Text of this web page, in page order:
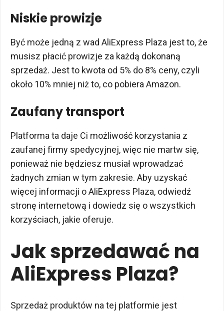
Niskie prowizje
Być może jedną z wad AliExpress Plaza jest to, że
musisz płacić prowizje za każdą dokonaną
sprzedaż. Jest to kwota od 5% do 8% ceny, czyli
około 10% mniej niż to, co pobiera Amazon.
Zaufany transport
Platforma ta daje Ci możliwość korzystania z
zaufanej firmy spedycyjnej, więc nie martw się,
ponieważ nie będziesz musiał wprowadzać
żadnych zmian w tym zakresie. Aby uzyskać
więcej informacji o AliExpress Plaza, odwiedź
stronę internetową i dowiedz się o wszystkich
korzyściach, jakie oferuje.
Jak sprzedawać na
AliExpress Plaza?
Sprzedaż produktów na tej platformie jest